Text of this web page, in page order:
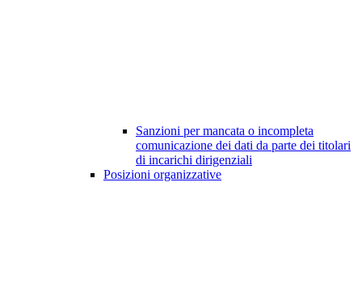
Sanzioni per mancata o incompleta
comunicazione dei dati da parte dei titolari
di incarichi dirigenziali
Posizioni organizzative